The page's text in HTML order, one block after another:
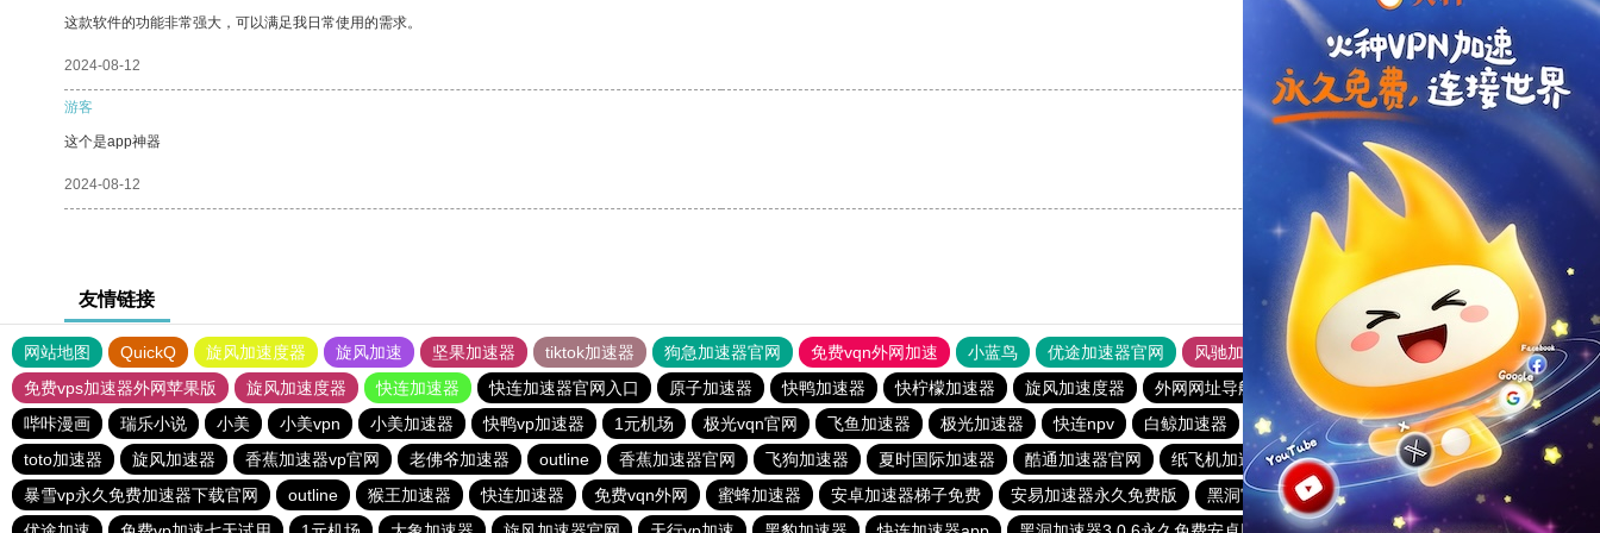
这款软件的功能非常强大，可以满足我日常使用的需求。
2024-08-12 支持 [0] 反对 [0]
游客
这个是app神器
2024-08-12 支持
友情链接
网站地图 QuickQ 旋风加速度器 旋风加速 坚果加速器 tiktok加速器 狗急加速器官网 免费vqn外网加速 小蓝鸟 优途加速器官网 风驰加速器
旋风加速器
免费vps加速器外网苹果版
旋风加速度器 快连加速器 快连加速器官网入口 原子加速器 快鸭加速器 快柠檬加速器 旋风加速度器 外网网址导航 软件中心 雷霆加速
狂飙加速器
哔咔漫画
瑞乐小说 小美 小美vpn 小美加速器 快鸭vp加速器 1元机场 极光vqn官网 飞鱼加速器 极光加速器 快连npv 白鲸加速器 老王vn加速器
小蜜蜂加速器
toto加速器
旋风加速器 香蕉加速器vp官网 老佛爷加速器 outline 香蕉加速器官网 飞狗加速器 夏时国际加速器 酷通加速器官网 纸飞机加速器
快连加速器app
暴雪vp永久免费加速器下载官网
outline 猴王加速器 快连加速器 免费vqn外网 蜜蜂加速器 安卓加速器梯子免费 安易加速器永久免费版 黑洞官方加速器
国外vps加速免费